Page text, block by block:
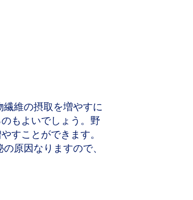
維の摂取を増やすに
もよいでしょう。野
すことができます。
原因なりますので、